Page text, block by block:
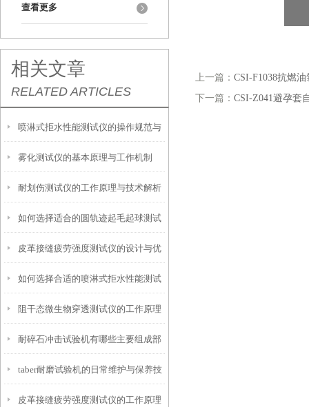
查看更多
相关文章
RELATED ARTICLES
喷淋式拒水性能测试仪的操作规范与
应用指南
雾化测试仪的基本原理与工作机制
耐划伤测试仪的工作原理与技术解析
如何选择适合的圆轨迹起毛起球测试
仪？
皮革接缝疲劳强度测试仪的设计与优
化
如何选择合适的喷淋式拒水性能测试
仪
阻干态微生物穿透测试仪的工作原理
解析
耐碎石冲击试验机有哪些主要组成部
分？
taber耐磨试验机的日常维护与保养技
巧
皮革接缝疲劳强度测试仪的工作原理
上一篇： CSI-F1038抗燃
下一篇： CSI-Z041避孕套